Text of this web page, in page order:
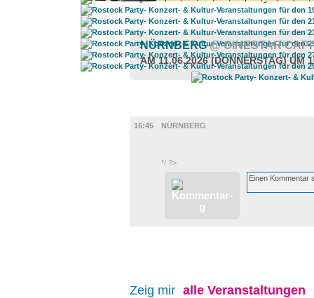
NÜRNBERG@ CINESTAR
AM 11.06.2026 (DONNERSTAG) UM
16:45
NÜRNBERG
*/ ?>
Zeig mir alle Veranstaltungen